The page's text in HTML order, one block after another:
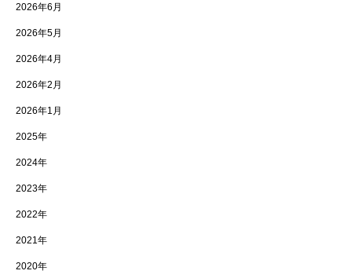
2026年6月
2026年5月
2026年4月
2026年2月
2026年1月
2025年
2024年
2023年
2022年
2021年
2020年